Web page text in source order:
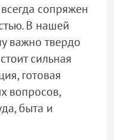
сопряжен
В нашей
важно твердо
сильная
готовая
вопросов,
быта и